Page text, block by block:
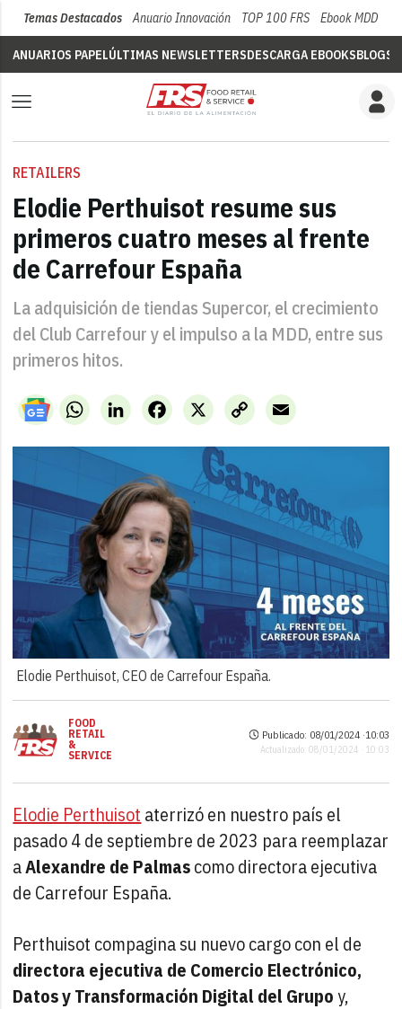
Temas Destacados Anuario Innovación TOP 100 FRS Ebook MDD
ANUARIOS PAPELÚLTIMAS NEWSLETTERSDESCARGA EBOOKSBLOGS
RETAILERS
Elodie Perthuisot resume sus
primeros cuatro meses al frente
de Carrefour España
La adquisición de tiendas Supercor, el crecimiento
del Club Carrefour y el impulso a la MDD, entre sus
primeros hitos.
WhatsAppLinkedIn X
Facebook
Copy
Link
Email
Elodie Perthuisot, CEO de Carrefour España.
FOOD
RETAIL
&
SERVICE
Publicado: 08/01/2024 ·10:03
Actualizado: 08/01/2024 · 10:03
Elodie Perthuisot aterrizó en nuestro país el
pasado 4 de septiembre de 2023 para reemplazar
aAlexandre de Palmascomo directora ejecutiva
de Carrefour España.
Perthuisot compagina su nuevo cargo con el de
directora ejecutiva de Comercio Electrónico,
Datos y Transformación Digital del Grupoy,